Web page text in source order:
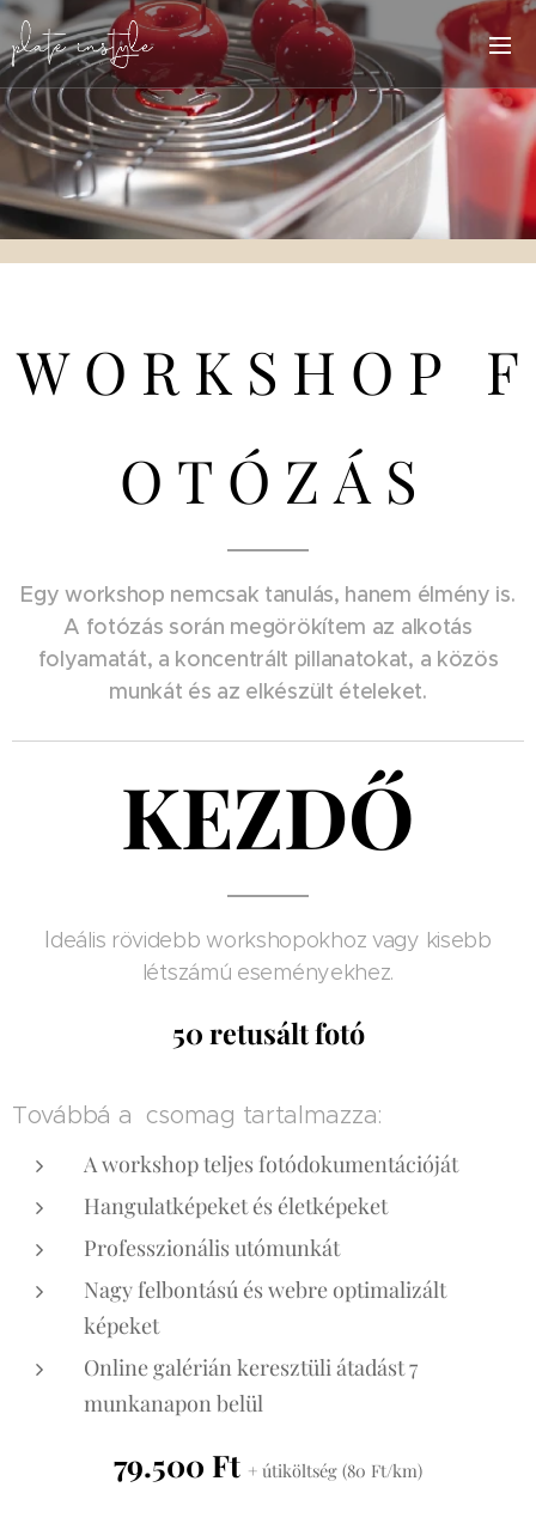
W O R K S H O P F
O T Ó Z Á S
Egy workshop nemcsak tanulás, hanem élmény is.
A fotózás során megörökítem az alkotás
folyamatát, a koncentrált pillanatokat, a közös
munkát és az elkészült ételeket.
KEZDŐ
Ideális rövidebb workshopokhoz vagy kisebb
létszámú eseményekhez.
50 retusált fotó
Továbbá a csomag tartalmazza:
A workshop teljes fotódokumentációját
Hangulatképeket és életképeket
Professzionális utómunkát
Nagy felbontású és webre optimalizált
képeket
Online galérián keresztüli átadást 7
munkanapon belül
79.500 Ft + útiköltség (80 Ft/km)